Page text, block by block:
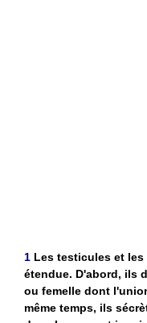
1 Les testicules et
étendue. D'abord, ils
ou femelle dont
même temps, ils